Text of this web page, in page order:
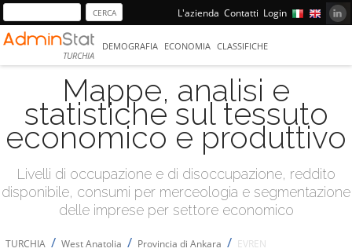
L'azienda Contatti Login
TURCHIA
DEMOGRAFIA ECONOMIA CLASSIFICHE
Mappe, analisi e
statistiche sul tessuto
economico e produttivo
Livelli di occupazione e di disoccupazione, reddito
disponibile, consumi per merceologia e segmentazione
delle imprese per settore economico
TURCHIA / West Anatolia / Provincia di Ankara / EVREN